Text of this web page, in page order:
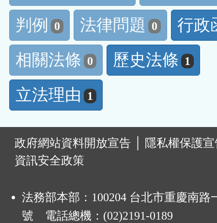
判例
0 法律問題 0
行政
相關法條 0 歷史法條 1
立法理由 1
政府網站資料開放宣告
隱私權保護
資訊安全政策
法務部本部：100204 台北市重慶南路
號 電話總機：(02)2191-0189